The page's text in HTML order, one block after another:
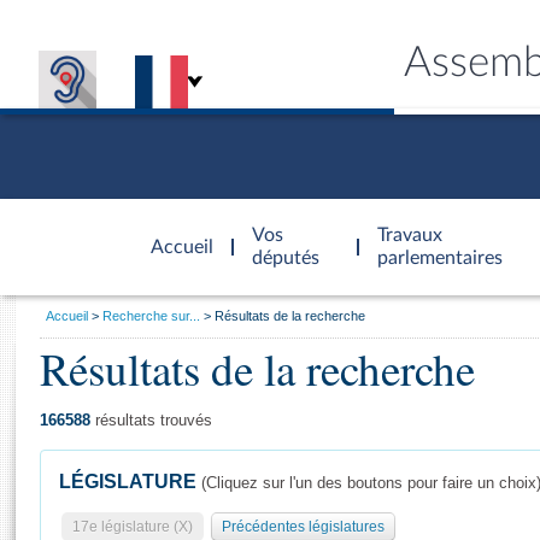
Accueil
d'accueil
Vos
députés
Travaux
parlementaires
Général
Vous
Accueil Recherche sur... Résultats de la recherche
Résultats de la recherche
166588 résultats trouvés
LÉGISLATURE (Cliquez sur l'un des boutons pour faire un choix)
17e législature (X) Précédentes législatures